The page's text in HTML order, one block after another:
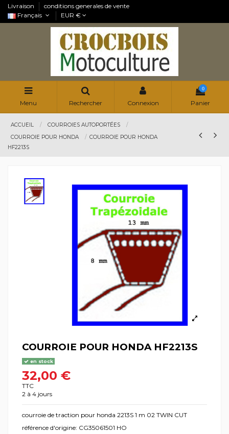
Livraison
conditions generales de vente
Français
EUR €
Menu Rechercher Connexion
0
Panier
ACCUEIL
COURROIES AUTOPORTÉES
COURROIE POUR HONDA
COURROIE POUR HONDA
HF2213S
COURROIE POUR HONDA HF2213S
en stock
32,00 €
TTC
2 à 4 jours
courroie de traction pour honda 2213S 1 m 02 TWIN CUT
référence d'origine: CG35061501 HO